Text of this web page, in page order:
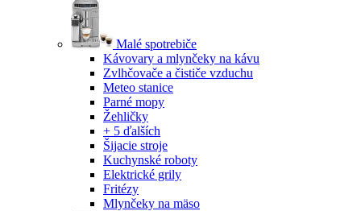
Malé spotrebiče
Kávovary a mlynčeky na kávu
Zvlhčovače a čističe vzduchu
Meteo stanice
Parné mopy
Žehličky
+ 5 ďalších
Šijacie stroje
Kuchynské roboty
Elektrické grily
Fritézy
Mlynčeky na mäso